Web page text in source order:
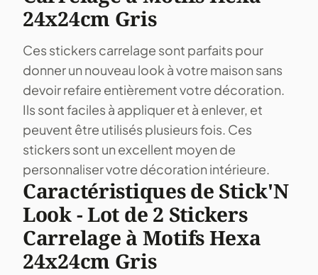
24x24cm Gris
Ces stickers carrelage sont parfaits pour
donner un nouveau look à votre maison sans
devoir refaire entièrement votre décoration.
Ils sont faciles à appliquer et à enlever, et
peuvent être utilisés plusieurs fois. Ces
stickers sont un excellent moyen de
personnaliser votre décoration intérieure.
Caractéristiques de Stick'N
Look - Lot de 2 Stickers
Carrelage à Motifs Hexa
24x24cm Gris